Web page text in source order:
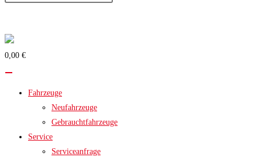
0,00 €
Fahrzeuge
Neufahrzeuge
Gebrauchtfahrzeuge
Service
Serviceanfrage